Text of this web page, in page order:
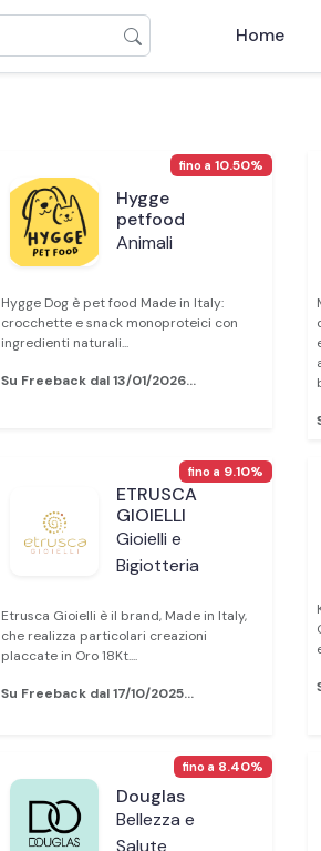
Home
Hygge
petfood
Animali
Hygge Dog è pet food Made in Italy:
crocchette e snack monoproteici con
ingredienti naturali...
Su Freeback dal 13/01/2026...
fino a 10.50%
ETRUSCA
GIOIELLI
Gioielli e
Bigiotteria
Etrusca Gioielli è il brand, Made in Italy,
che realizza particolari creazioni
placcate in Oro 18Kt....
Su Freeback dal 17/10/2025...
fino a 9.10%
Douglas
Bellezza e
Salute
fino a 8.40%